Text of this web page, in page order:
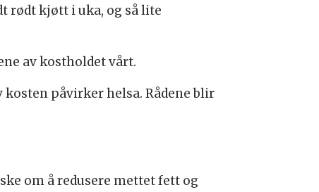
rødt kjøtt i uka, og så lite
av kostholdet vårt.
påvirker helsa. Rådene blir
om å redusere mettet fett og